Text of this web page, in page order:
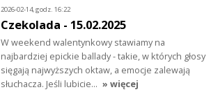
2026-02-14, godz. 16:22
Czekolada - 15.02.2025
W weekend walentynkowy stawiamy na
najbardziej epickie ballady - takie, w których głosy
sięgają najwyższych oktaw, a emocje zalewają
słuchacza. Jeśli lubicie… » więcej